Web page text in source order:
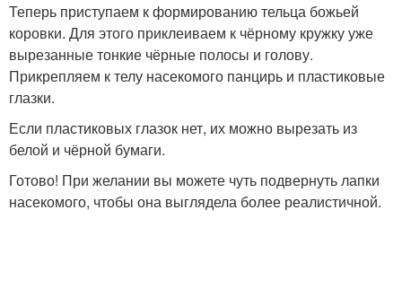
Теперь приступаем к формированию тельца божьей
коровки. Для этого приклеиваем к чёрному кружку уже
вырезанные тонкие чёрные полосы и голову.
Прикрепляем к телу насекомого панцирь и пластиковые
глазки.
Если пластиковых глазок нет, их можно вырезать из
белой и чёрной бумаги.
Готово! При желании вы можете чуть подвернуть лапки
насекомого, чтобы она выглядела более реалистичной.